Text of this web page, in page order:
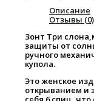
Описание
Отзывы (0)
Зонт Три
защиты от
ручного
купола.
Это женское
открыванием и